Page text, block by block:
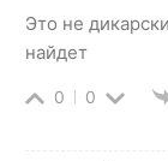
Это не
найдет
0 0